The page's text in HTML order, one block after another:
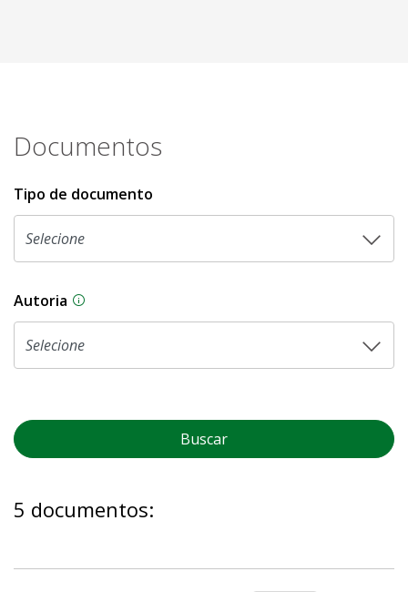
Documentos
Tipo de documento
Autoria As proposições legislativas na CLDF podem
Buscar
5 documentos: